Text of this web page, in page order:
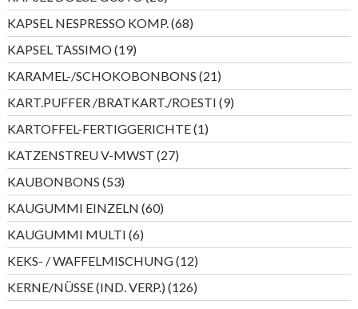
Produkte
KAPSEL NESPRESSO KOMP. 6868
Produkte
KAPSEL TASSIMO 1919
Produkte
KARAMEL-/SCHOKOBONBONS 2121
Produkte
KART.PUFFER /BRATKART./ROESTI 99
Produkte
KARTOFFEL-FERTIGGERICHTE 11
Produkt
KATZENSTREU V-MWST 2727
Produkte
KAUBONBONS 5353
Produkte
KAUGUMMI EINZELN 6060
Produkte
KAUGUMMI MULTI 66
Produkte
KEKS- / WAFFELMISCHUNG 1212
Produkte
KERNE/NÜSSE (IND. VERP.) 126126
Produkte